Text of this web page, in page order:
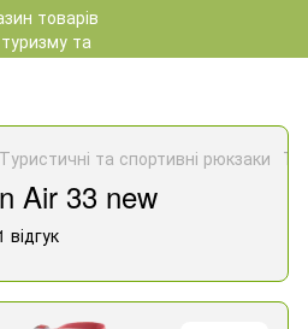
Туристичні та спортивні рюкзаки
Air 33 new
відгук